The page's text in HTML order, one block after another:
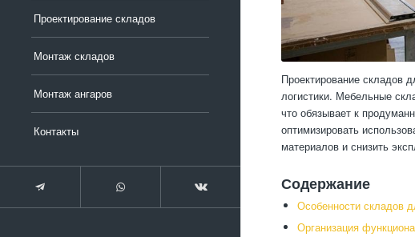
Проектирование складов
Монтаж складов
Монтаж ангаров
Контакты
Проектирование складов
логистики. Мебельные
что обязывает к
оптимизировать
материалов и снизить
Содержание
Особенности складов
Организация